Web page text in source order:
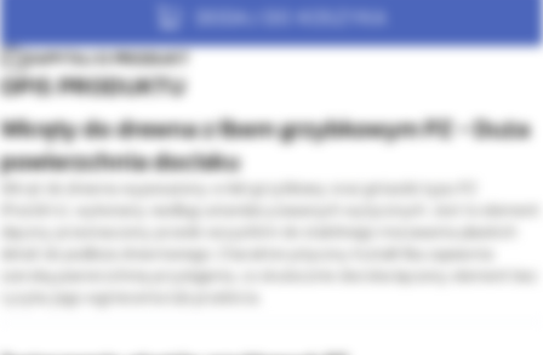
DODAJ DO KOSZYKA
ZAPYTAJ O PRODUKT
OPIS PRODUKTU
Wkręty do drewna z łbem grzybkowym PZ - Duża
powierzchnia docisku
Wkręt do drewna wyposażony w łeb grzybkowy oraz gniazdo typu PZ
(Pozidriv), wykonany według ustandaryzowanych wytycznych. Jest to element
złączny przeznaczony przede wszystkim do stabilnego mocowania płaskich
detali do podłoża drewnianego. Charakterystyczny kształt łba zapewnia
szeroką powierzchnię przylegania, co skutecznie dociska łączony element bez
ryzyka jego wgniecenia lub przebicia.